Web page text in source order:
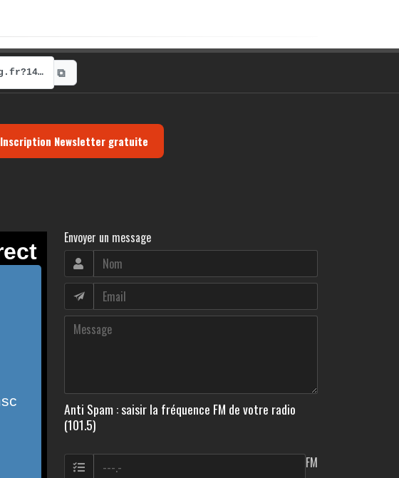
https://radio-g.fr?14138 ⧉
Inscription Newsletter gratuite
Envoyer un message
Anti Spam : saisir la fréquence FM de votre radio
(101.5)
FM